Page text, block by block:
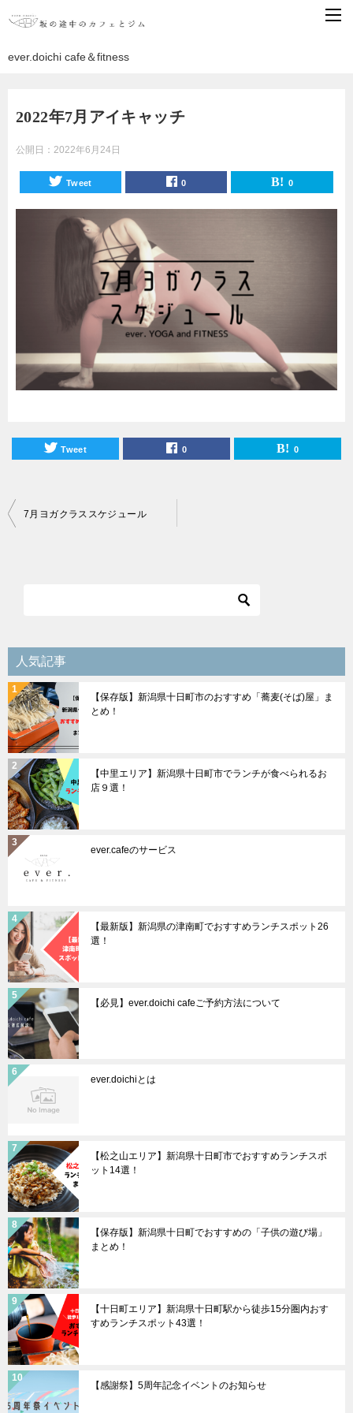
ever.doichi cafe＆fitness
2022年7月アイキャッチ
公開日： 2022年6月24日
Tweet 0 0
Tweet 0 0
投
シ
ョ
ン
7月ヨガクラススケジュール
人気記事
【保存版】新潟県十日町市のおすすめ「蕎麦(そば)屋」ま
とめ！
【中里エリア】新潟県十日町市でランチが食べられるお
店９選！
ever.cafeのサービス
【最新版】新潟県の津南町でおすすめランチスポット26
選！
【必見】ever.doichi cafeご予約方法について
ever.doichiとは
【松之山エリア】新潟県十日町市でおすすめランチスポ
ット14選！
【保存版】新潟県十日町でおすすめの「子供の遊び場」
まとめ！
【十日町エリア】新潟県十日町駅から徒歩15分圏内おす
すめランチスポット43選！
【感謝祭】5周年記念イベントのお知らせ